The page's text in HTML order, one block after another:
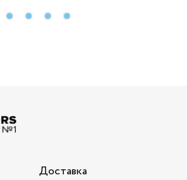
Доставка